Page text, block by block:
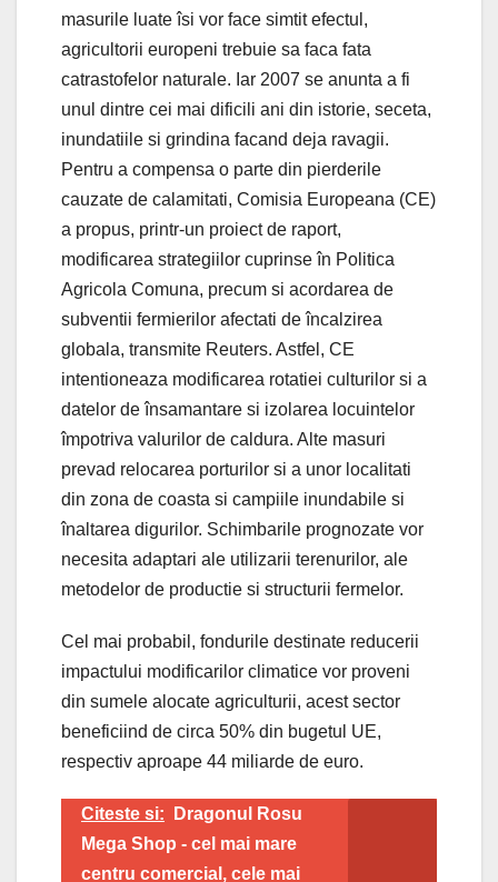
masurile luate îsi vor face simtit efectul,
agricultorii europeni trebuie sa faca fata
catrastofelor naturale. Iar 2007 se anunta a fi
unul dintre cei mai dificili ani din istorie, seceta,
inundatiile si grindina facand deja ravagii.
Pentru a compensa o parte din pierderile
cauzate de calamitati, Comisia Europeana (CE)
a propus, printr-un proiect de raport,
modificarea strategiilor cuprinse în Politica
Agricola Comuna, precum si acordarea de
subventii fermierilor afectati de încalzirea
globala, transmite Reuters. Astfel, CE
intentioneaza modificarea rotatiei culturilor si a
datelor de însamantare si izolarea locuintelor
împotriva valurilor de caldura. Alte masuri
prevad relocarea porturilor si a unor localitati
din zona de coasta si campiile inundabile si
înaltarea digurilor. Schimbarile prognozate vor
necesita adaptari ale utilizarii terenurilor, ale
metodelor de productie si structurii fermelor.
Cel mai probabil, fondurile destinate reducerii
impactului modificarilor climatice vor proveni
din sumele alocate agriculturii, acest sector
beneficiind de circa 50% din bugetul UE,
respectiv aproape 44 miliarde de euro.
Citeste si:
Dragonul Rosu
Mega Shop - cel mai mare
centru comercial, cele mai